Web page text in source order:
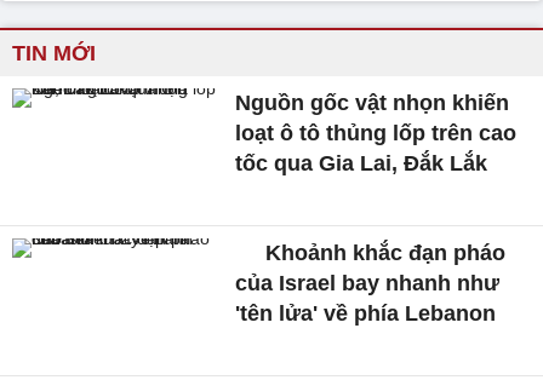
TIN MỚI
Nguồn gốc vật nhọn khiến
loạt ô tô thủng lốp trên cao
tốc qua Gia Lai, Đắk Lắk
Khoảnh khắc đạn pháo
của Israel bay nhanh như
'tên lửa' về phía Lebanon